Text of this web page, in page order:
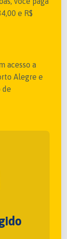
e R$
acesso a
Alegre e
de